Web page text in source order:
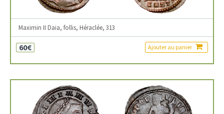
Maximin II Daia, follis, Héraclée, 313
60€ Ajouter au panier